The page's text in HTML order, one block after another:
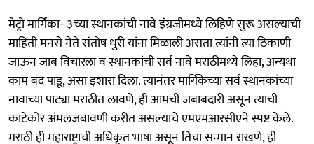
मेट्रो मार्गिका- ३च्या स्थानकांची नावे इंग्रजीमध्ये लिहिणे सुरू असल्याची
माहिती मनसे नेते संतोष धुरी यांना मिळाली असता त्यांनी त्या ठिकाणी
जाऊन जाब विचारला व स्थानकांची सर्व नावे मराठीमध्ये लिहा, अन्यथा
काम बंद पाडू, असा इशारा दिला. त्यानंतर मार्गिकेच्या सर्व स्थानकांच्या
नावाच्या पाट्या मराठीत लावणे, ही आमची जबाबदारी असून त्याची
काटेकोर अंमलजबावणी करीत असल्याचे एमएमआरसीएने स्पष्ट केले.
मराठी ही महाराष्ट्राची अधिकृत भाषा असून तिचा सन्मान राखणे, ही